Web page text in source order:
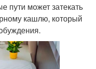
пути может затекать
кашлю, который